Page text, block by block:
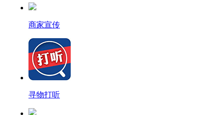
商家宣传
寻物打听